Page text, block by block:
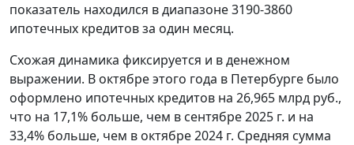
показатель находился в диапазоне 3190-3860
ипотечных кредитов за один месяц.
Схожая динамика фиксируется и в денежном
выражении. В октябре этого года в Петербурге было
оформлено ипотечных кредитов на 26,965 млрд руб.,
что на 17,1% больше, чем в сентябре 2025 г. и на
33,4% больше, чем в октябре 2024 г. Средняя сумма